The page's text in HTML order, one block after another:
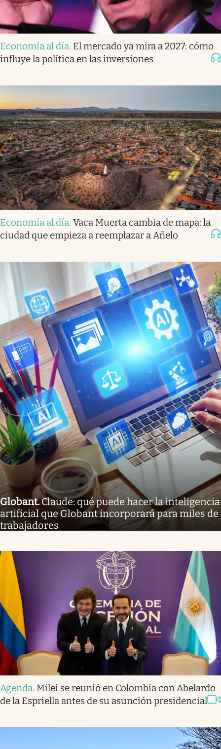
Economía al día. El mercado ya mira a 2027: cómo
influye la política en las inversiones
Economía al día. Vaca Muerta cambia de mapa: la
ciudad que empieza a reemplazar a Añelo
Globant.Claude: qué puede hacer la inteligencia
artificial que Globant incorporará para miles de
trabajadores
Agenda. Milei se reunió en Colombia con Abelardo
de la Espriella antes de su asunción presidencial